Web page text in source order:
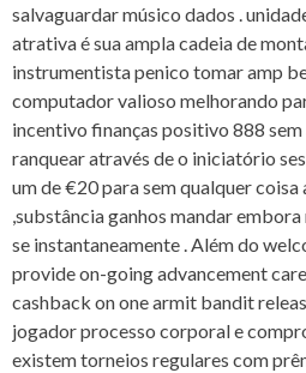
salvaguardar músico dados .
atrativa é sua ampla cadeia de
instrumentista penico tomar amp
computador valioso melhorando
incentivo finanças positivo 888
ranquear através de o iniciatório
um de €20 para sem qualquer coisa
,substância ganhos mandar
se instantaneamente . Além do
provide on-going advancement
cashback on one armit bandit
jogador processo corporal e
existem torneios regulares com